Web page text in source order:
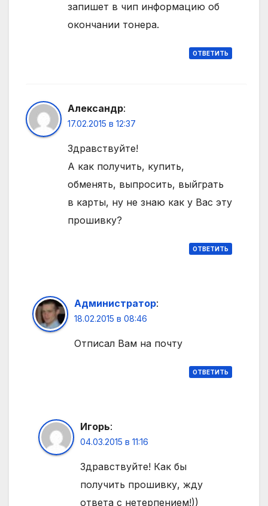
запишет в чип информацию об
окончании тонера.
ОТВЕТИТЬ
Александр:
17.02.2015 в 12:37
Здравствуйте!
А как получить, купить,
обменять, выпросить, выйграть
в карты, ну не знаю как у Вас эту
прошивку?
ОТВЕТИТЬ
Администратор:
18.02.2015 в 08:46
Отписал Вам на почту
ОТВЕТИТЬ
Игорь:
04.03.2015 в 11:16
Здравствуйте! Как бы
получить прошивку, жду
ответа с нетерпением!))